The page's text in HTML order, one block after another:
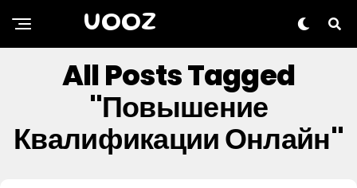
UOOZ
All Posts Tagged
"повышение
Квалификации Онлайн"